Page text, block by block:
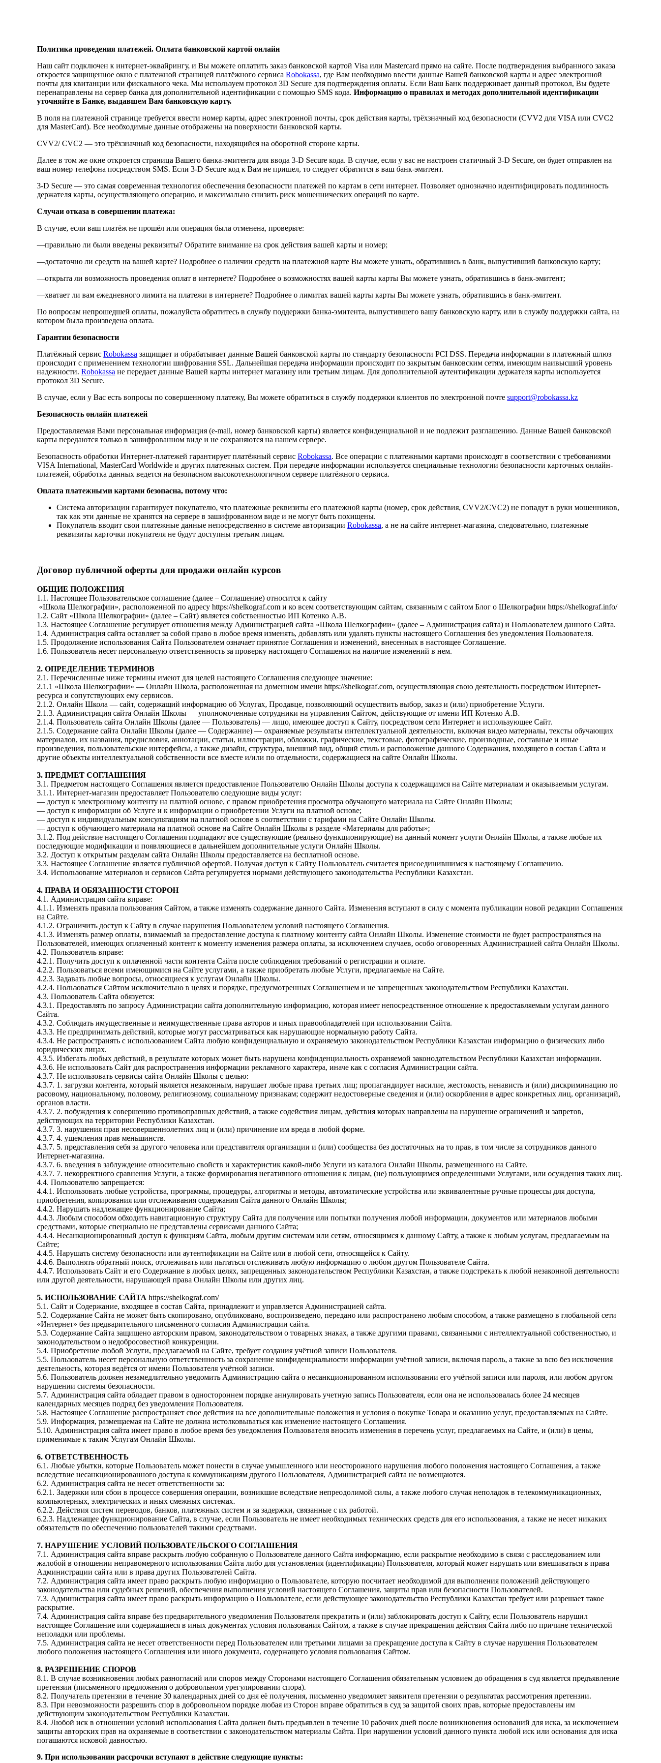
Политика проведения платежей. Оплата банковской картой онлайн
Наш сайт подключен к интернет-эквайрингу, и Вы можете оплатить заказ банковской картой Visa или Mastercard прямо на сайте. После подтверждения выбранного заказа
откроется защищенное окно с платежной страницей платёжного сервисаRobokassa, где Вам необходимо ввести данные Вашей банковской карты и адрес электронной
почты для квитанции или фискального чека. Мы используем протокол 3D Secure для подтверждения оплаты. Если Ваш Банк поддерживает данный протокол, Вы будете
перенаправлены на сервер банка для дополнительной идентификации c помощью SMS кода.Информацию о правилах и методах дополнительной идентификации
уточняйте в Банке, выдавшем Вам банковскую карту.
В поля на платежной странице требуется ввести номер карты, адрес электронной почты, срок действия карты, трёхзначный код безопасности (CVV2 для VISA или CVC2
для MasterCard). Все необходимые данные отображены на поверхности банковской карты.
CVV2/ CVC2 — это трёхзначный код безопасности, находящийся на оборотной стороне карты.
Далее в том же окне откроется страница Вашего банка-эмитента для ввода 3-D Secure кода. В случае, если у вас не настроен статичный 3-D Secure, он будет отправлен на
ваш номер телефона посредством SMS. Если 3-D Secure код к Вам не пришел, то следует обратится в ваш банк-эмитент.
3-D Secure — это самая современная технология обеспечения безопасности платежей по картам в сети интернет. Позволяет однозначно идентифицировать подлинность
держателя карты, осуществляющего операцию, и максимально снизить риск мошеннических операций по карте.
Случаи отказа в совершении платежа:
В случае, если ваш платёж не прошёл или операция была отменена, проверьте:
—правильно ли были введены реквизиты? Обратите внимание на срок действия вашей карты и номер;
—достаточно ли средств на вашей карте? Подробнее о наличии средств на платежной карте Вы можете узнать, обратившись в банк, выпустивший банковскую карту;
—открыта ли возможность проведения оплат в интернете? Подробнее о возможностях вашей карты карты Вы можете узнать, обратившись в банк-эмитент;
—хватает ли вам ежедневного лимита на платежи в интернете? Подробнее о лимитах вашей карты карты Вы можете узнать, обратившись в банк-эмитент.
По вопросам непрошедшей оплаты, пожалуйста обратитесь в службу поддержки банка-эмитента, выпустившего вашу банковскую карту, или в службу поддержки сайта, на
котором была произведена оплата.
Гарантии безопасности
Платёжный сервисRobokassa защищает и обрабатывает данные Вашей банковской карты по стандарту безопасности PCI DSS. Передача информации в платежный шлюз
происходит с применением технологии шифрования SSL. Дальнейшая передача информации происходит по закрытым банковским сетям, имеющим наивысший уровень
надежности.Robokassa не передает данные Вашей карты интернет магазину или третьим лицам. Для дополнительной аутентификации держателя карты используется
протокол 3D Secure.
В случае, если у Вас есть вопросы по совершенному платежу, Вы можете обратиться в службу поддержки клиентов по электронной почтеsupport@robokassa.kz
Безопасность онлайн платежей
Предоставляемая Вами персональная информация (e-mail, номер банковской карты) является конфиденциальной и не подлежит разглашению. Данные Вашей банковской
карты передаются только в зашифрованном виде и не сохраняются на нашем сервере.
Безопасность обработки Интернет-платежей гарантирует платёжный сервисRobokassa. Все операции с платежными картами происходят в соответствии с требованиями
VISA International, MasterCard Worldwide и других платежных систем. При передаче информации используется специальные технологии безопасности карточных онлайн-
платежей, обработка данных ведется на безопасном высокотехнологичном сервере платёжного сервиса.
Оплата платежными картами безопасна, потому что:
Система авторизации гарантирует покупателю, что платежные реквизиты его платежной карты (номер, срок действия, CVV2/CVC2) не попадут в руки мошенников,
так как эти данные не хранятся на сервере в зашифрованном виде и не могут быть похищены.
Покупатель вводит свои платежные данные непосредственно в системе авторизацииRobokassa, а не на сайте интернет-магазина, следовательно, платежные
реквизиты карточки покупателя не будут доступны третьим лицам.
Договор публичной оферты для продажи онлайн курсов
ОБЩИЕ ПОЛОЖЕНИЯ
1.1. Настоящее Пользовательское соглашение (далее – Соглашение) относится к сайту
«Школа Шелкографии», расположенной по адресу https://shelkograf.com и ко всем соответствующим сайтам, связанным с сайтом Блог о Шелкографии https://shelkograf.info/
1.2. Сайт «Школа Шелкографии» (далее – Сайт) является собственностью ИП Котенко А.В.
1.3. Настоящее Соглашение регулирует отношения между Администрацией сайта «Школа Шелкографии» (далее – Администрация сайта) и Пользователем данного Сайта.
1.4. Администрация сайта оставляет за собой право в любое время изменять, добавлять или удалять пункты настоящего Соглашения без уведомления Пользователя.
1.5. Продолжение использования Сайта Пользователем означает принятие Соглашения и изменений, внесенных в настоящее Соглашение.
1.6. Пользователь несет персональную ответственность за проверку настоящего Соглашения на наличие изменений в нем.
2. ОПРЕДЕЛЕНИЕ ТЕРМИНОВ
2.1. Перечисленные ниже термины имеют для целей настоящего Соглашения следующее значение:
2.1.1 «Школа Шелкографии» — Онлайн Школа, расположенная на доменном имени https://shelkograf.com, осуществляющая свою деятельность посредством Интернет-
ресурса и сопутствующих ему сервисов.
2.1.2. Онлайн Школа — сайт, содержащий информацию об Услугах, Продавце, позволяющий осуществить выбор, заказ и (или) приобретение Услуги.
2.1.3. Администрация сайта Онлайн Школы — уполномоченные сотрудники на управления Сайтом, действующие от имени ИП Котенко А.В.
2.1.4. Пользователь сайта Онлайн Школы (далее — Пользователь) — лицо, имеющее доступ к Сайту, посредством сети Интернет и использующее Сайт.
2.1.5. Содержание сайта Онлайн Школы (далее — Содержание) — охраняемые результаты интеллектуальной деятельности, включая видео материалы, тексты обучающих
материалов, их названия, предисловия, аннотации, статьи, иллюстрации, обложки, графические, текстовые, фотографические, производные, составные и иные
произведения, пользовательские интерфейсы, а также дизайн, структура, внешний вид, общий стиль и расположение данного Содержания, входящего в состав Сайта и
другие объекты интеллектуальной собственности все вместе и/или по отдельности, содержащиеся на сайте Онлайн Школы.
3. ПРЕДМЕТ СОГЛАШЕНИЯ
3.1. Предметом настоящего Соглашения является предоставление Пользователю Онлайн Школы доступа к содержащимся на Сайте материалам и оказываемым услугам.
3.1.1. Интернет-магазин предоставляет Пользователю следующие виды услуг:
— доступ к электронному контенту на платной основе, с правом приобретения просмотра обучающего материала на Сайте Онлайн Школы;
— доступ к информации об Услуге и к информации о приобретении Услуги на платной основе;
— доступ к индивидуальным консультациям на платной основе в соответствии с тарифами на Сайте Онлайн Школы.
— доступ к обучающего материала на платной основе на Сайте Онлайн Школы в разделе «Материалы для работы»;
3.1.2. Под действие настоящего Соглашения подпадают все существующие (реально функционирующие) на данный момент услуги Онлайн Школы, а также любые их
последующие модификации и появляющиеся в дальнейшем дополнительные услуги Онлайн Школы.
3.2. Доступ к открытым разделам сайта Онлайн Школы предоставляется на бесплатной основе.
3.3. Настоящее Соглашение является публичной офертой. Получая доступ к Сайту Пользователь считается присоединившимся к настоящему Соглашению.
3.4. Использование материалов и сервисов Сайта регулируется нормами действующего законодательства Республики Казахстан.
4. ПРАВА И ОБЯЗАННОСТИ СТОРОН
4.1. Администрация сайта вправе:
4.1.1. Изменять правила пользования Сайтом, а также изменять содержание данного Сайта. Изменения вступают в силу с момента публикации новой редакции Соглашения
на Сайте.
4.1.2. Ограничить доступ к Сайту в случае нарушения Пользователем условий настоящего Соглашения.
4.1.3. Изменять размер оплаты, взимаемый за предоставление доступа к платному контенту сайта Онлайн Школы. Изменение стоимости не будет распространяться на
Пользователей, имеющих оплаченный контент к моменту изменения размера оплаты, за исключением случаев, особо оговоренных Администрацией сайта Онлайн Школы.
4.2. Пользователь вправе:
4.2.1. Получить доступ к оплаченной части контента Сайта после соблюдения требований о регистрации и оплате.
4.2.2. Пользоваться всеми имеющимися на Сайте услугами, а также приобретать любые Услуги, предлагаемые на Сайте.
4.2.3. Задавать любые вопросы, относящиеся к услугам Онлайн Школы.
4.2.4. Пользоваться Сайтом исключительно в целях и порядке, предусмотренных Соглашением и не запрещенных законодательством Республики Казахстан.
4.3. Пользователь Сайта обязуется:
4.3.1. Предоставлять по запросу Администрации сайта дополнительную информацию, которая имеет непосредственное отношение к предоставляемым услугам данного
Сайта.
4.3.2. Соблюдать имущественные и неимущественные права авторов и иных правообладателей при использовании Сайта.
4.3.3. Не предпринимать действий, которые могут рассматриваться как нарушающие нормальную работу Сайта.
4.3.4. Не распространять с использованием Сайта любую конфиденциальную и охраняемую законодательством Республики Казахстан информацию о физических либо
юридических лицах.
4.3.5. Избегать любых действий, в результате которых может быть нарушена конфиденциальность охраняемой законодательством Республики Казахстан информации.
4.3.6. Не использовать Сайт для распространения информации рекламного характера, иначе как с согласия Администрации сайта.
4.3.7. Не использовать сервисы сайта Онлайн Школы с целью:
4.3.7. 1. загрузки контента, который является незаконным, нарушает любые права третьих лиц; пропагандирует насилие, жестокость, ненависть и (или) дискриминацию по
расовому, национальному, половому, религиозному, социальному признакам; содержит недостоверные сведения и (или) оскорбления в адрес конкретных лиц, организаций,
органов власти.
4.3.7. 2. побуждения к совершению противоправных действий, а также содействия лицам, действия которых направлены на нарушение ограничений и запретов,
действующих на территории Республики Казахстан.
4.3.7. 3. нарушения прав несовершеннолетних лиц и (или) причинение им вреда в любой форме.
4.3.7. 4. ущемления прав меньшинств.
4.3.7. 5. представления себя за другого человека или представителя организации и (или) сообщества без достаточных на то прав, в том числе за сотрудников данного
Интернет-магазина.
4.3.7. 6. введения в заблуждение относительно свойств и характеристик какой-либо Услуги из каталога Онлайн Школы, размещенного на Сайте.
4.3.7. 7. некорректного сравнения Услуги, а также формирования негативного отношения к лицам, (не) пользующимся определенными Услугами, или осуждения таких лиц.
4.4. Пользователю запрещается:
4.4.1. Использовать любые устройства, программы, процедуры, алгоритмы и методы, автоматические устройства или эквивалентные ручные процессы для доступа,
приобретения, копирования или отслеживания содержания Сайта данного Онлайн Школы;
4.4.2. Нарушать надлежащее функционирование Сайта;
4.4.3. Любым способом обходить навигационную структуру Сайта для получения или попытки получения любой информации, документов или материалов любыми
средствами, которые специально не представлены сервисами данного Сайта;
4.4.4. Несанкционированный доступ к функциям Сайта, любым другим системам или сетям, относящимся к данному Сайту, а также к любым услугам, предлагаемым на
Сайте;
4.4.5. Нарушать систему безопасности или аутентификации на Сайте или в любой сети, относящейся к Сайту.
4.4.6. Выполнять обратный поиск, отслеживать или пытаться отслеживать любую информацию о любом другом Пользователе Сайта.
4.4.7. Использовать Сайт и его Содержание в любых целях, запрещенных законодательством Республики Казахстан, а также подстрекать к любой незаконной деятельности
или другой деятельности, нарушающей права Онлайн Школы или других лиц.
5. ИСПОЛЬЗОВАНИЕ САЙТА https://shelkograf.com/
5.1. Сайт и Содержание, входящее в состав Сайта, принадлежит и управляется Администрацией сайта.
5.2. Содержание Сайта не может быть скопировано, опубликовано, воспроизведено, передано или распространено любым способом, а также размещено в глобальной сети
«Интернет» без предварительного письменного согласия Администрации сайта.
5.3. Содержание Сайта защищено авторским правом, законодательством о товарных знаках, а также другими правами, связанными с интеллектуальной собственностью, и
законодательством о недобросовестной конкуренции.
5.4. Приобретение любой Услуги, предлагаемой на Сайте, требует создания учётной записи Пользователя.
5.5. Пользователь несет персональную ответственность за сохранение конфиденциальности информации учётной записи, включая пароль, а также за всю без исключения
деятельность, которая ведётся от имени Пользователя учётной записи.
5.6. Пользователь должен незамедлительно уведомить Администрацию сайта о несанкционированном использовании его учётной записи или пароля, или любом другом
нарушении системы безопасности.
5.7. Администрация сайта обладает правом в одностороннем порядке аннулировать учетную запись Пользователя, если она не использовалась более 24 месяцев
календарных месяцев подряд без уведомления Пользователя.
5.8. Настоящее Соглашение распространяет свое действия на все дополнительные положения и условия о покупке Товара и оказанию услуг, предоставляемых на Сайте.
5.9. Информация, размещаемая на Сайте не должна истолковываться как изменение настоящего Соглашения.
5.10. Администрация сайта имеет право в любое время без уведомления Пользователя вносить изменения в перечень услуг, предлагаемых на Сайте, и (или) в цены,
применимые к таким Услугам Онлайн Школы.
6. ОТВЕТСТВЕННОСТЬ
6.1. Любые убытки, которые Пользователь может понести в случае умышленного или неосторожного нарушения любого положения настоящего Соглашения, а также
вследствие несанкционированного доступа к коммуникациям другого Пользователя, Администрацией сайта не возмещаются.
6.2. Администрация сайта не несет ответственности за:
6.2.1. Задержки или сбои в процессе совершения операции, возникшие вследствие непреодолимой силы, а также любого случая неполадок в телекоммуникационных,
компьютерных, электрических и иных смежных системах.
6.2.2. Действия систем переводов, банков, платежных систем и за задержки, связанные с их работой.
6.2.3. Надлежащее функционирование Сайта, в случае, если Пользователь не имеет необходимых технических средств для его использования, а также не несет никаких
обязательств по обеспечению пользователей такими средствами.
7. НАРУШЕНИЕ УСЛОВИЙ ПОЛЬЗОВАТЕЛЬСКОГО СОГЛАШЕНИЯ
7.1. Администрация сайта вправе раскрыть любую собранную о Пользователе данного Сайта информацию, если раскрытие необходимо в связи с расследованием или
жалобой в отношении неправомерного использования Сайта либо для установления (идентификации) Пользователя, который может нарушать или вмешиваться в права
Администрации сайта или в права других Пользователей Сайта.
7.2. Администрация сайта имеет право раскрыть любую информацию о Пользователе, которую посчитает необходимой для выполнения положений действующего
законодательства или судебных решений, обеспечения выполнения условий настоящего Соглашения, защиты прав или безопасности Пользователей.
7.3. Администрация сайта имеет право раскрыть информацию о Пользователе, если действующее законодательство Республики Казахстан требует или разрешает такое
раскрытие.
7.4. Администрация сайта вправе без предварительного уведомления Пользователя прекратить и (или) заблокировать доступ к Сайту, если Пользователь нарушил
настоящее Соглашение или содержащиеся в иных документах условия пользования Сайтом, а также в случае прекращения действия Сайта либо по причине технической
неполадки или проблемы.
7.5. Администрация сайта не несет ответственности перед Пользователем или третьими лицами за прекращение доступа к Сайту в случае нарушения Пользователем
любого положения настоящего Соглашения или иного документа, содержащего условия пользования Сайтом.
8. РАЗРЕШЕНИЕ СПОРОВ
8.1. В случае возникновения любых разногласий или споров между Сторонами настоящего Соглашения обязательным условием до обращения в суд является предъявление
претензии (письменного предложения о добровольном урегулировании спора).
8.2. Получатель претензии в течение 30 календарных дней со дня её получения, письменно уведомляет заявителя претензии о результатах рассмотрения претензии.
8.3. При невозможности разрешить спор в добровольном порядке любая из Сторон вправе обратиться в суд за защитой своих прав, которые предоставлены им
действующим законодательством Республики Казахстан.
8.4. Любой иск в отношении условий использования Сайта должен быть предъявлен в течение 10 рабочих дней после возникновения оснований для иска, за исключением
защиты авторских прав на охраняемые в соответствии с законодательством материалы Сайта. При нарушении условий данного пункта любой иск или основания для иска
погашаются исковой давностью.
9. При использовании рассрочки вступают в действие следующие пункты: